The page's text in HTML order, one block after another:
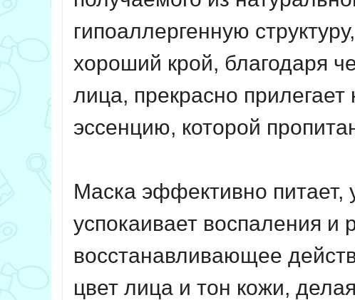
гипоаллергенную
хороший крой, благодаря
лица, прекрасно
эссенцию, которой
Маска эффективно питает,
успокаивает воспаления
восстанавливающее
цвет лица и тон кожи,